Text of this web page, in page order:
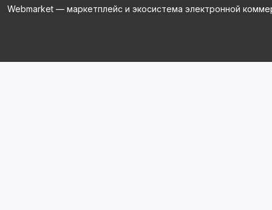
Webmarket — маркетплейс и экосистема электронной